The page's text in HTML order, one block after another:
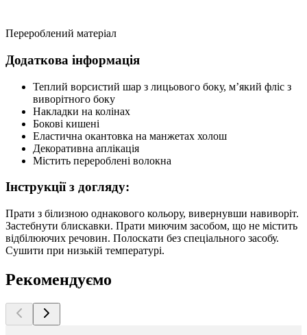
Перероблений матеріал
Додаткова інформація
Теплий ворсистий шар з лицьового боку, м’який фліс з
виворітного боку
Накладки на колінах
Бокові кишені
Еластична окантовка на манжетах холош
Декоративна аплікація
Містить перероблені волокна
Інструкції з догляду:
Прати з білизною однакового кольору, вивернувши навиворіт.
Застебнути блискавки. Прати миючим засобом, що не містить
відбілюючих речовин. Полоскати без спеціального засобу.
Сушити при низькій температурі.
Рекомендуємо